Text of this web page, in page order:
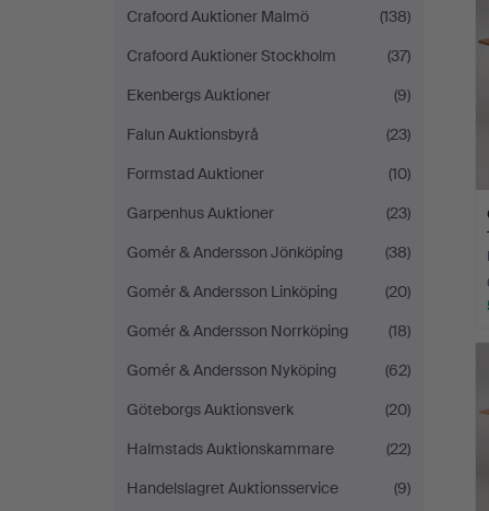
Crafoord Auktioner Malmö
(138)
Crafoord Auktioner Stockholm
(37)
Ekenbergs Auktioner
(9)
Falun Auktionsbyrå
(23)
Formstad Auktioner
(10)
Garpenhus Auktioner
(23)
Gomér & Andersson Jönköping
(38)
Gomér & Andersson Linköping
(20)
Gomér & Andersson Norrköping
(18)
Gomér & Andersson Nyköping
(62)
Göteborgs Auktionsverk
(20)
Halmstads Auktionskammare
(22)
Handelslagret Auktionsservice
(9)